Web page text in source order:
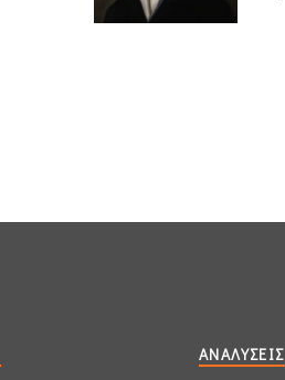
ΑΝΑΛΎΣΕΙΣ